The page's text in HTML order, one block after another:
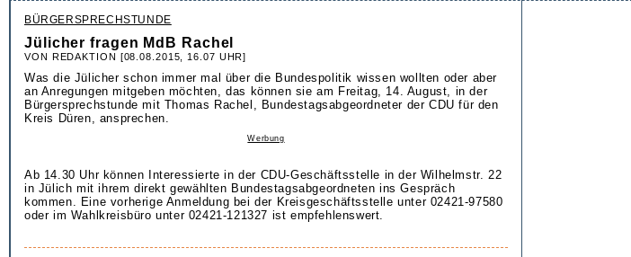
BÜRGERSPRECHSTUNDE
Jülicher fragen MdB Rachel
VON REDAKTION [08.08.2015, 16.07 UHR]
Was die Jülicher schon immer mal über die Bundespolitik wissen wollten oder aber
an Anregungen mitgeben möchten, das können sie am Freitag, 14. August, in der
Bürgersprechstunde mit Thomas Rachel, Bundestagsabgeordneter der CDU für den
Kreis Düren, ansprechen.
Werbung
Ab 14.30 Uhr können Interessierte in der CDU-Geschäftsstelle in der Wilhelmstr. 22
in Jülich mit ihrem direkt gewählten Bundestagsabgeordneten ins Gespräch
kommen. Eine vorherige Anmeldung bei der Kreisgeschäftsstelle unter 02421-97580
oder im Wahlkreisbüro unter 02421-121327 ist empfehlenswert.